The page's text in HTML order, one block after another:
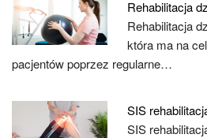
Rehabilitacja
Rehabilitacja
która ma na
pacjentów poprzez regularne…
SIS
SIS